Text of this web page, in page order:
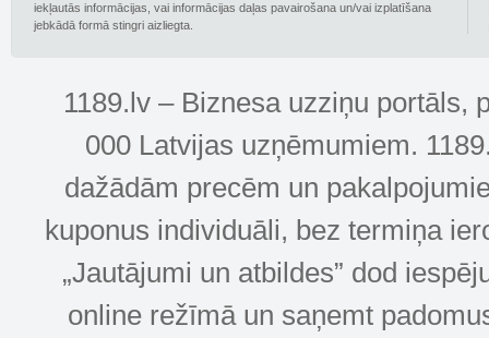
iekļautās informācijas, vai informācijas daļas pavairošana un/vai izplatīšana
jebkādā formā stingri aizliegta.
1189.lv – Biznesa uzziņu portāls,
000 Latvijas uzņēmumiem.
dažādām precēm un
kuponus individuāli, bez termiņa
„Jautājumi un atbildes” dod
online režīmā un saņemt